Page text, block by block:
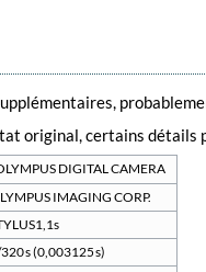
original, certains
DIGITAL CAMERA
IMAGING CORP.
s (0,003125 s)